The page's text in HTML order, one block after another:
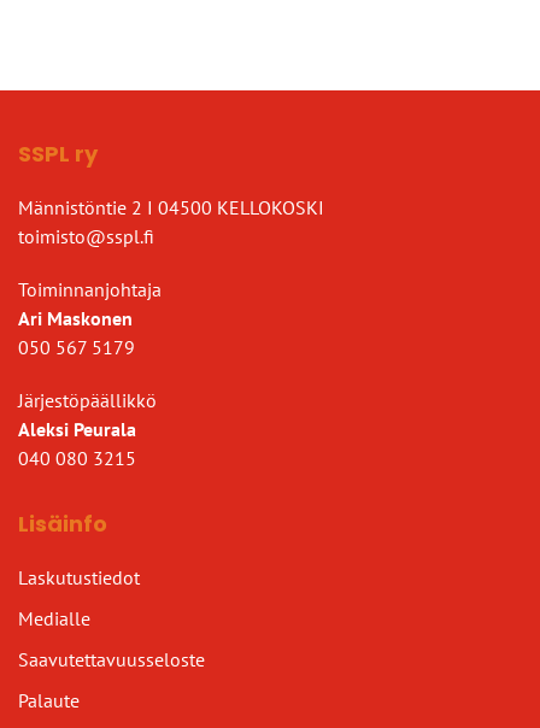
SSPL ry
Männistöntie 2 I 04500 KELLOKOSKI
toimisto@sspl.fi
Toiminnanjohtaja
Ari Maskonen
050 567 5179
Järjestöpäällikkö
Aleksi Peurala
040 080 3215
Lisäinfo
Laskutustiedot
Medialle
Saavutettavuusseloste
Palaute